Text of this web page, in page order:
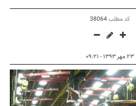
کد مطلب38064
۲۳ مهر ۱۳۹۳ - ۰۹:۲۱